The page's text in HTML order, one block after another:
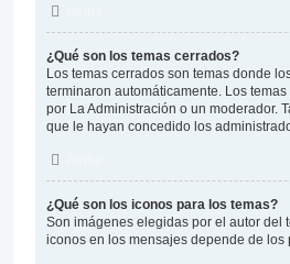
¿Qué son los temas cerrados?
Los temas cerrados son temas donde
terminaron automáticamente. Los
por La Administración o un moderador.
que le hayan concedido los
¿Qué son los iconos para los temas?
Son imágenes elegidas por el autor del
iconos en los mensajes depende de